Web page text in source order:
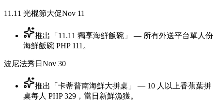
11.11 光棍節大促Nov 11
推出「11.11 獨享海鮮飯碗」 — 所有外送平台單人份
海鮮飯碗 PHP 111。
波尼法秀日 Nov 30
推出「卡蒂普南海鮮大拼桌」 — 10 人以上香蕉葉拼
桌每人 PHP 329，當日新鮮漁獲。